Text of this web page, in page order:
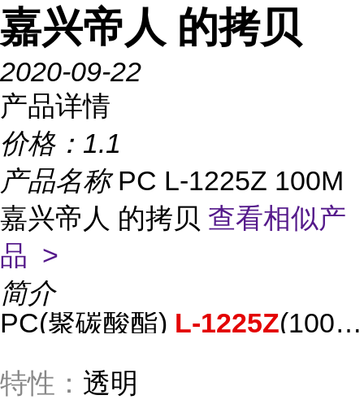
嘉兴帝人 的拷贝
2020-09-22
产品详情
价格： 1.1
产品名称PC L-1225Z 100M
嘉兴帝人 的拷贝 查看相似产
品 >
简介
PC(聚碳酸酯) L-1225Z(100)/嘉兴帝人
特性： 透明